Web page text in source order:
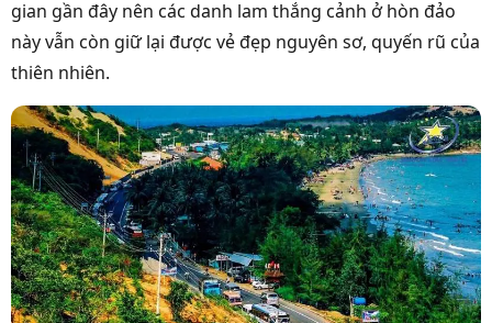
gian gần đây nên các danh lam thắng cảnh ở hòn đảo
này vẫn còn giữ lại được vẻ đẹp nguyên sơ, quyến rũ của
thiên nhiên.